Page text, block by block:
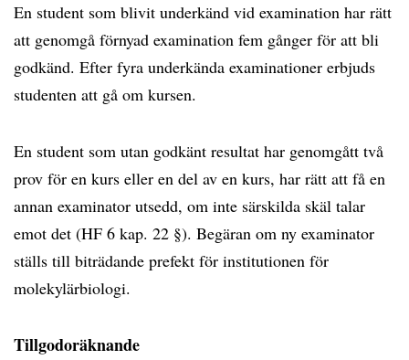
En student som blivit underkänd vid examination har rätt
att genomgå förnyad examination fem gånger för att bli
godkänd. Efter fyra underkända examinationer erbjuds
studenten att gå om kursen.
En student som utan godkänt resultat har genomgått två
prov för en kurs eller en del av en kurs, har rätt att få en
annan examinator utsedd, om inte särskilda skäl talar
emot det (HF 6 kap. 22 §). Begäran om ny examinator
ställs till biträdande prefekt för institutionen för
molekylärbiologi.
Tillgodoräknande